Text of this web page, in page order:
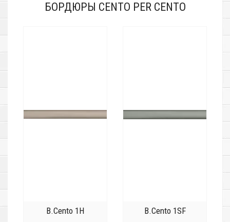
БОРДЮРЫ CENTO PER CENTO
B.Cento 1H B.Cento 1SF